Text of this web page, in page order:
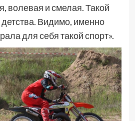
волевая и смелая. Такой
Видимо, именно
для себя такой спорт».